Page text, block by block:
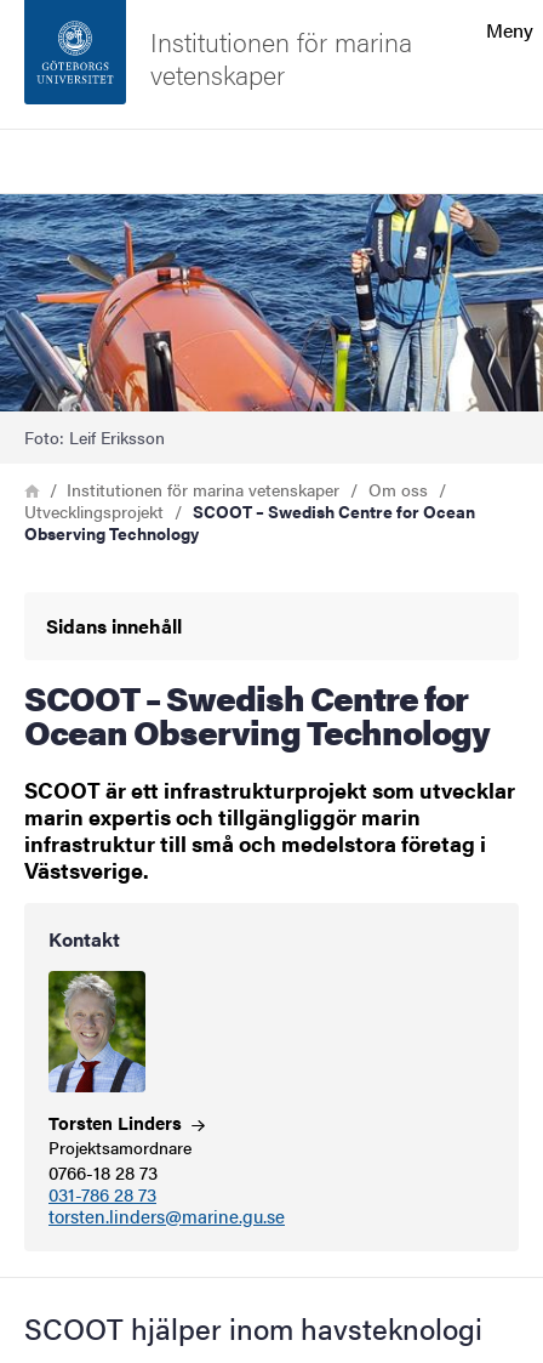
Sidfoten
Om webbplatsen
Meny
Institutionen för marina
vetenskaper
Bild
Foto: Leif Eriksson
Länkstig
HemInstitutionen för marina vetenskaper
Om oss
Utvecklingsprojekt
SCOOT – Swedish Centre for Ocean
Observing Technology
Sidans innehåll
SCOOT – Swedish Centre for
Ocean Observing Technology
SCOOT är ett infrastrukturprojekt som utvecklar
marin expertis och tillgängliggör marin
infrastruktur till små och medelstora företag i
Västsverige.
Kontakt
Torsten Linders
Projektsamordnare
0766-18 28 73
031-786 28 73
torsten.linders@marine.gu.se
SCOOT hjälper inom havsteknologi